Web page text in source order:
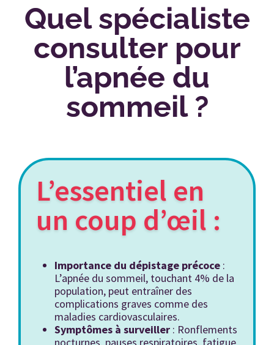
Quel spécialiste
consulter pour
l’apnée du
sommeil ?
L’essentiel en
un coup d’œil :
Importance du dépistage précoce :
L’apnée du sommeil, touchant 4% de la
population, peut entraîner des
complications graves comme des
maladies cardiovasculaires.
Symptômes à surveiller : Ronflements
nocturnes, pauses respiratoires, fatigue